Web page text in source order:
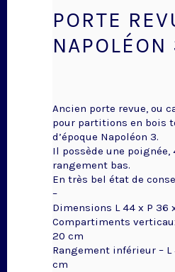
PORTE
NAPOLÉON
Ancien porte revue, ou
pour partitions en bois
d’époque Napoléon 3.
Il possède une poignée,
rangement bas.
En très bel état de
–
Dimensions L 44 x P 36
Compartiments
20 cm
Rangement inférieur – L
cm